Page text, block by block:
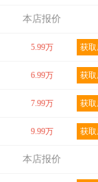
本店报价
5.99万 获
6.99万 获
7.99万 获
9.99万 获
本店报价